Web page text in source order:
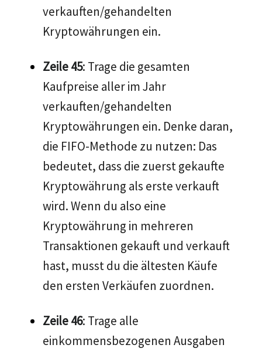
verkauften/gehandelten
Kryptowährungen ein.
Zeile 45: Trage die gesamten
Kaufpreise aller im Jahr
verkauften/gehandelten
Kryptowährungen ein. Denke daran,
die FIFO-Methode zu nutzen: Das
bedeutet, dass die zuerst gekaufte
Kryptowährung als erste verkauft
wird. Wenn du also eine
Kryptowährung in mehreren
Transaktionen gekauft und verkauft
hast, musst du die ältesten Käufe
den ersten Verkäufen zuordnen.
Zeile 46: Trage alle
einkommensbezogenen Ausgaben